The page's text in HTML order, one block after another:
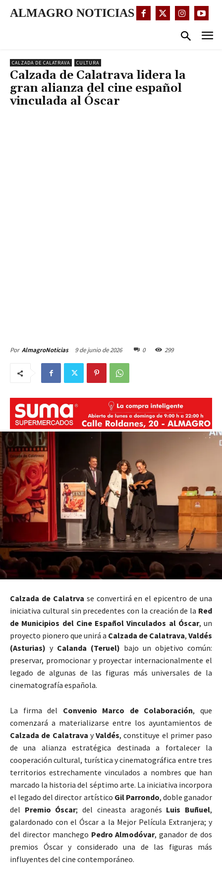
ALMAGRO NOTICIAS
CALZADA DE CALATRAVA CULTURA
Calzada de Calatrava lidera la
gran alianza del cine español
vinculada al Óscar
Por AlmagroNoticias 9 de junio de 2026 0 299
Calzada de Calatrva se convertirá en el epicentro de una
iniciativa cultural sin precedentes con la creación de la Red
de Municipios del Cine Español Vinculados al Óscar, un
proyecto pionero que unirá a Calzada de Calatrava, Valdés
(Asturias) y Calanda (Teruel) bajo un objetivo común:
preservar, promocionar y proyectar internacionalmente el
legado de algunas de las figuras más universales de la
cinematografía española.
La firma del Convenio Marco de Colaboración, que
comenzará a materializarse entre los ayuntamientos de
Calzada de Calatrava yValdés, constituye el primer paso
de una alianza estratégica destinada a fortalecer la
cooperación cultural, turística y cinematográfica entre tres
territorios estrechamente vinculados a nombres que han
marcado la historia del séptimo arte. La iniciativa incorpora
el legado del director artístico Gil Parrondo, doble ganador
del Premio Óscar; del cineasta aragonés Luis Buñuel,
galardonado con el Óscar a la Mejor Película Extranjera; y
del director manchego Pedro Almodóvar, ganador de dos
premios Óscar y considerado una de las figuras más
influyentes del cine contemporáneo.